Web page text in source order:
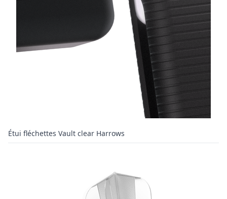
Étui fléchettes Vault clear Harrows